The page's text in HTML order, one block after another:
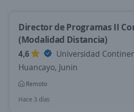
Director de Programas II
(Modalidad Distancia)
4,6
Universidad
Huancayo, Junin
Remoto
Hace 3 días